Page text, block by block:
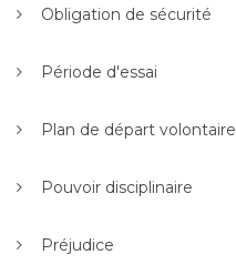
Obligation de sécurité
Période d'essai
Plan de départ volontaire
Pouvoir disciplinaire
Préjudice